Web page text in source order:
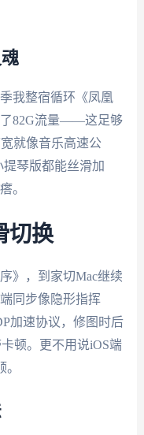
我整宿循环《凤凰
了82G流量——这足够
就像音乐高速公
提琴版都能丝滑加
。
切换
》，到家切Mac继续
同步像隐形指挥
加速协议，修图时后
顿。更不用说iOS端